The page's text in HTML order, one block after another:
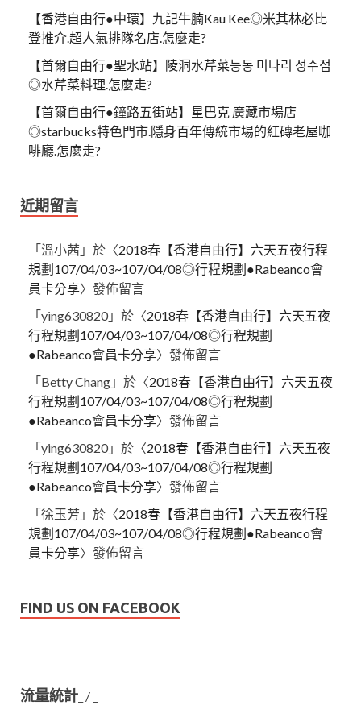
【香港自由行●中環】九記牛腩Kau Kee◎米其林必比
登推介.超人氣排隊名店.怎麼走?
【首爾自由行●聖水站】陵洞水芹菜능동 미나리 성수점
◎水芹菜料理.怎麼走?
【首爾自由行●鐘路五街站】星巴克 廣藏市場店
◎starbucks特色門市.隱身百年傳統市場的紅磚老屋咖
啡廳.怎麼走?
近期留言
「 溫小茜 」於〈2018春【香港自由行】六天五夜行程
規劃107/04/03~107/04/08◎行程規劃●Rabeanco會
員卡分享〉發佈留言
「 ying630820 」於〈2018春【香港自由行】六天五夜
行程規劃107/04/03~107/04/08◎行程規劃
●Rabeanco會員卡分享〉發佈留言
「 Betty Chang 」於〈2018春【香港自由行】六天五夜
行程規劃107/04/03~107/04/08◎行程規劃
●Rabeanco會員卡分享〉發佈留言
「 ying630820 」於〈2018春【香港自由行】六天五夜
行程規劃107/04/03~107/04/08◎行程規劃
●Rabeanco會員卡分享〉發佈留言
「 徐玉芳 」於〈2018春【香港自由行】六天五夜行程
規劃107/04/03~107/04/08◎行程規劃●Rabeanco會
員卡分享〉發佈留言
FIND US ON FACEBOOK
流量統計 /